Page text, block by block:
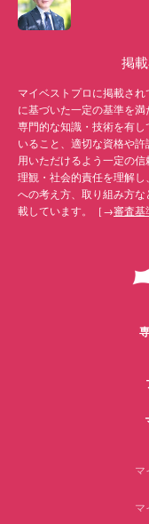
掲
マイベストプロに掲載さ
に基づいた一定の基準を
専門的な知識・技術を有
いること、適切な資格や
用いただけるよう一定の
理観・社会的責任を理解
への考え方、取り組み方
載しています。［→審査基
マ
マ